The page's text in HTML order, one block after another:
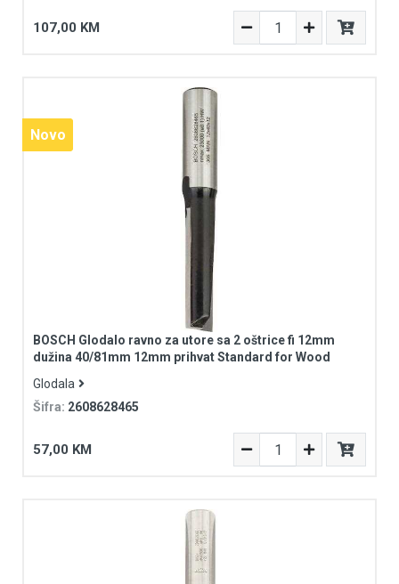
107,00 KM
Novo
Novo
BOSCH Glodalo ravno za utore sa 2 oštrice fi 12mm
dužina 40/81mm 12mm prihvat Standard for Wood
Glodala
Šifra: 2608628465
57,00 KM